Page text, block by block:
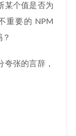
某个值是否为
重要的 NPM
夸张的言辞，